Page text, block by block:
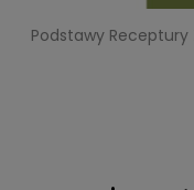
Podstawy Receptury